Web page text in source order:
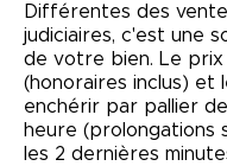
Différentes des
judiciaires, c'est une
de votre bien. Le
(honoraires inclus)
enchérir par pallier
heure (prolongations
les 2 dernières